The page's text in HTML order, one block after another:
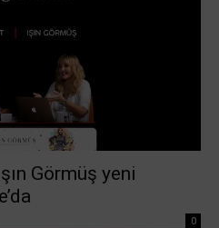
Görmüş yeni
0